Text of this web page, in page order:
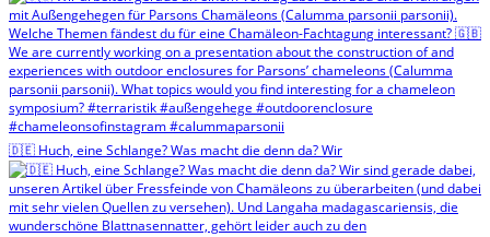
🇩🇪 Huch, eine Schlange? Was macht die denn da? Wir